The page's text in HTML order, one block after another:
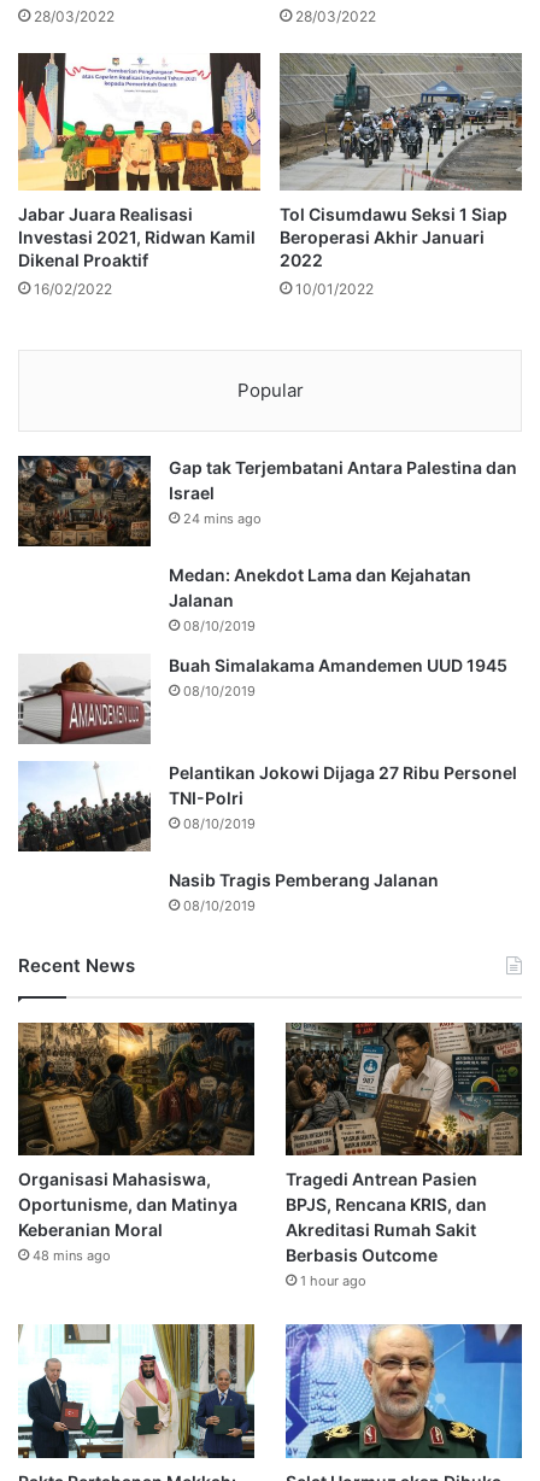
28/03/2022 28/03/2022
Jabar Juara Realisasi
Investasi 2021, Ridwan Kamil
Dikenal Proaktif
16/02/2022
Tol Cisumdawu Seksi 1 Siap
Beroperasi Akhir Januari
2022
10/01/2022
Popular
Gap tak Terjembatani Antara Palestina dan
Israel
24 mins ago
Medan: Anekdot Lama dan Kejahatan
Jalanan
08/10/2019
Buah Simalakama Amandemen UUD 1945
08/10/2019
Pelantikan Jokowi Dijaga 27 Ribu Personel
TNI-Polri
08/10/2019
Nasib Tragis Pemberang Jalanan
08/10/2019
Recent News
Organisasi Mahasiswa,
Oportunisme, dan Matinya
Keberanian Moral
48 mins ago
Tragedi Antrean Pasien
BPJS, Rencana KRIS, dan
Akreditasi Rumah Sakit
Berbasis Outcome
1 hour ago